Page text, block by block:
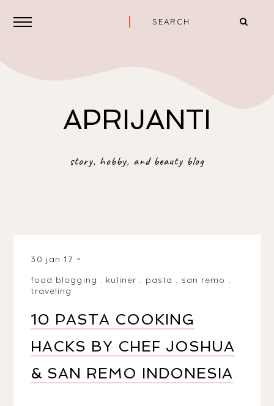
APRIJANTI
story, hobby, and beauty blog
30 jan 17
food blogging . kuliner . pasta . san remo .
traveling
10 PASTA COOKING
HACKS BY CHEF JOSHUA
& SAN REMO INDONESIA